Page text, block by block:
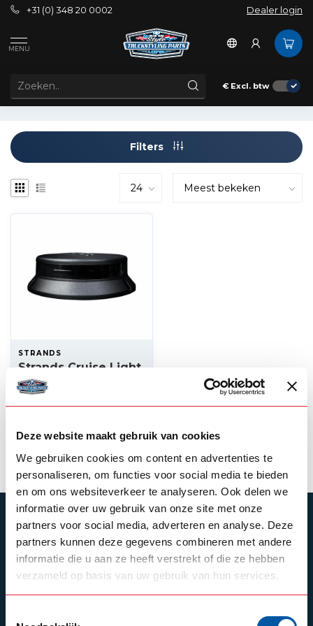
Deze website maakt gebruik van cookies
We gebruiken cookies om content en advertenties te
personaliseren, om functies voor social media te bieden
en om ons websiteverkeer te analyseren. Ook delen we
informatie over uw gebruik van onze site met onze
partners voor social media, adverteren en analyse. Deze
partners kunnen deze gegevens combineren met andere
informatie die u aan ze heeft verstrekt of die ze hebben
verzameld op basis van uw gebruik van hun services.
+31 (0) 348 20 0002 Dealer login
MENU
€ Excl. btw
Tags
PRODUCTEN GETAGD MET CRUISE LIGHT
Filters
STRANDS
Strands Cruise Light
Warning Light
ABONNEER JE OP ONZE NIEUWSBRIEF
Blijf op de hoogte over onze laatste acties